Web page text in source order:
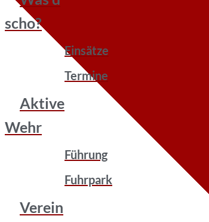
scho?
Einsätze
Termine
Aktive
Wehr
Führung
Fuhrpark
Verein